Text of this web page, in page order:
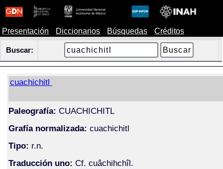
Presentación Diccionarios Búsquedas Créditos
Buscar:
cuachichitl
Paleografía: CUACHICHITL
Grafía normalizada: cuachichitl
Tipo: r.n.
Traducción uno: Cf. cuâchihchîl.